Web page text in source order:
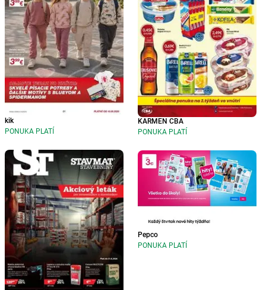
kik
PONUKA PLATÍ
KARMEN CBA
PONUKA PLATÍ
Pepco
PONUKA PLATÍ